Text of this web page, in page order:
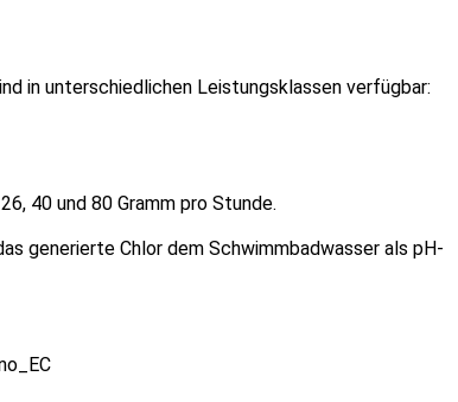
in unterschiedlichen Leistungsklassen verfügbar:
40 und 80 Gramm pro Stunde.
generierte Chlor dem Schwimmbadwasser als pH-